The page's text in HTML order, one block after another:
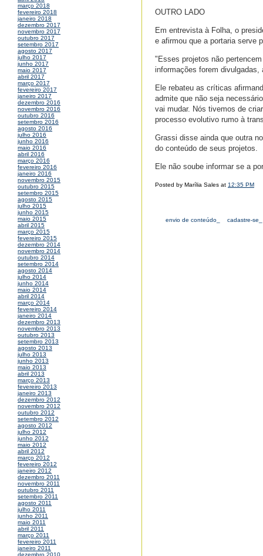
março 2018
fevereiro 2018
janeiro 2018
dezembro 2017
novembro 2017
outubro 2017
setembro 2017
agosto 2017
julho 2017
junho 2017
maio 2017
abril 2017
março 2017
fevereiro 2017
janeiro 2017
dezembro 2016
novembro 2016
outubro 2016
setembro 2016
agosto 2016
julho 2016
junho 2016
maio 2016
abril 2016
março 2016
fevereiro 2016
janeiro 2016
novembro 2015
outubro 2015
setembro 2015
agosto 2015
julho 2015
junho 2015
maio 2015
abril 2015
março 2015
fevereiro 2015
dezembro 2014
novembro 2014
outubro 2014
setembro 2014
agosto 2014
julho 2014
junho 2014
maio 2014
abril 2014
março 2014
fevereiro 2014
janeiro 2014
dezembro 2013
novembro 2013
outubro 2013
setembro 2013
agosto 2013
julho 2013
junho 2013
maio 2013
abril 2013
março 2013
fevereiro 2013
janeiro 2013
dezembro 2012
novembro 2012
outubro 2012
setembro 2012
agosto 2012
julho 2012
junho 2012
maio 2012
abril 2012
março 2012
fevereiro 2012
janeiro 2012
dezembro 2011
novembro 2011
outubro 2011
setembro 2011
agosto 2011
julho 2011
junho 2011
maio 2011
abril 2011
março 2011
fevereiro 2011
janeiro 2011
OUTRO LADO
Em entrevista à Folha, o
e afirmou que a portaria serve
"Esses projetos não
informações forem divulgadas,
Ele rebateu as críticas
admite que não seja
vai mudar. Nós tivemos de
processo evolutivo rumo à
Grassi disse ainda que outra
do conteúdo de seus projetos.
Ele não soube informar se a
Posted by Marília Sales at 12:35 PM
envio de conteúdo_ cadastre-se_